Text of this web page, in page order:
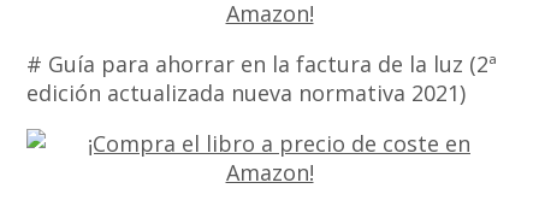
# Guía para ahorrar en la factura de la luz (2ª
edición actualizada nueva normativa 2021)